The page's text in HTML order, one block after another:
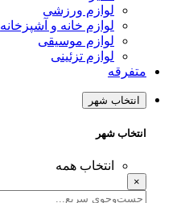
لوازم ورزشی
لوازم خانه و آشپزخانه
لوازم موسیقی
لوازم تزئینی
متفرقه
انتخاب شهر
انتخاب شهر
انتخاب همه
×